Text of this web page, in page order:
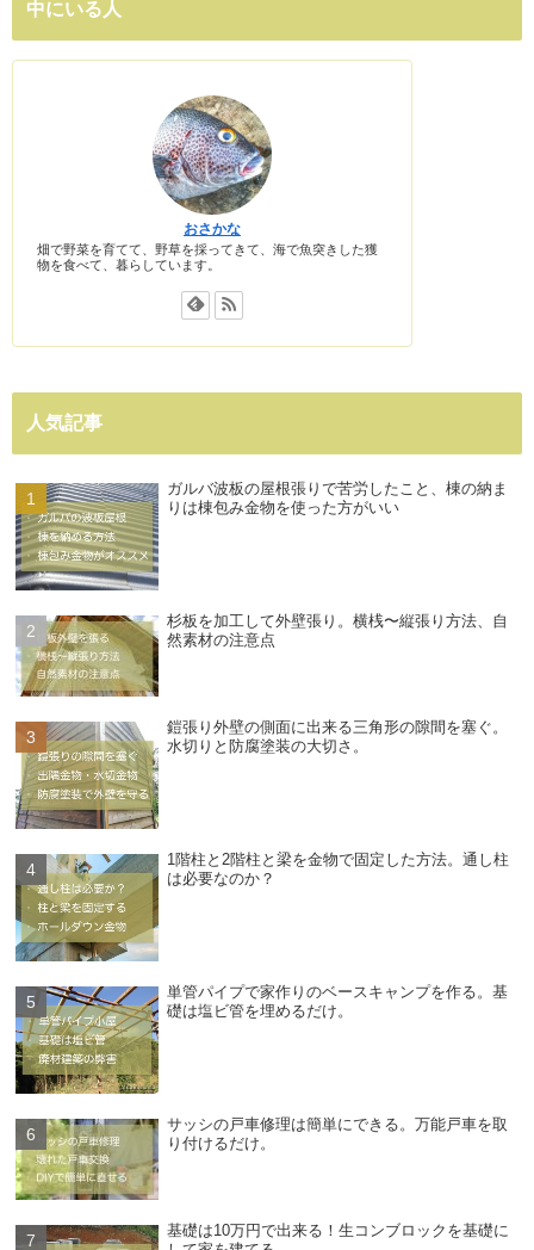
中にいる人
おさかな
畑で野菜を育てて、野草を採ってきて、海で魚突きした獲
物を食べて、暮らしています。
人気記事
ガルバ波板の屋根張りで苦労したこと、棟の納ま
りは棟包み金物を使った方がいい
杉板を加工して外壁張り。横桟〜縦張り方法、自
然素材の注意点
鎧張り外壁の側面に出来る三角形の隙間を塞ぐ。
水切りと防腐塗装の大切さ。
1階柱と2階柱と梁を金物で固定した方法。通し柱
は必要なのか？
単管パイプで家作りのベースキャンプを作る。基
礎は塩ビ管を埋めるだけ。
サッシの戸車修理は簡単にできる。万能戸車を取
り付けるだけ。
基礎は10万円で出来る！生コンブロックを基礎に